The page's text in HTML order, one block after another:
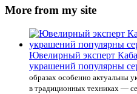
More from my site
Ювелирный эксперт
украшений популярны
образах особенно актуальны
в традиционных техниках —